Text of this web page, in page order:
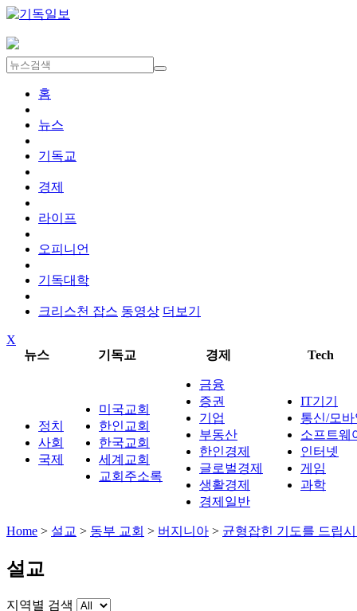
홈
뉴스
기독교
경제
라이프
오피니언
기독대학
크리스천 잡스 동영상 더보기
X
뉴스
기독교 경제 Tech
정치
사회
국제
미국교회
한인교회
한국교회
세계교회
교회주소록
금융
증권
기업
부동산
한인경제
글로벌경제
생활경제
경제일반
IT기기
통신/모
소프트웨
인터넷
게임
과학
Home > 설교 > 동부 교회 > 버지니아 > 균형잡힌 기도를 드립
설교
지역별 검색